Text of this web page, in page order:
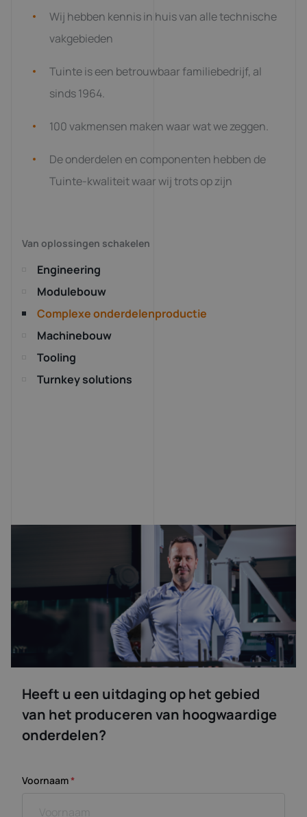
Wij hebben kennis in huis van alle technische
vakgebieden
Tuinte is een betrouwbaar familiebedrijf, al
sinds 1964.
100 vakmensen maken waar wat we zeggen.
De onderdelen en componenten hebben de
Tuinte-kwaliteit waar wij trots op zijn
Van oplossingen schakelen
Engineering
Modulebouw
Complexe onderdelenproductie
Machinebouw
Tooling
Turnkey solutions
Heeft u een uitdaging op het gebied
van het produceren van hoogwaardige
onderdelen?
Voornaam*